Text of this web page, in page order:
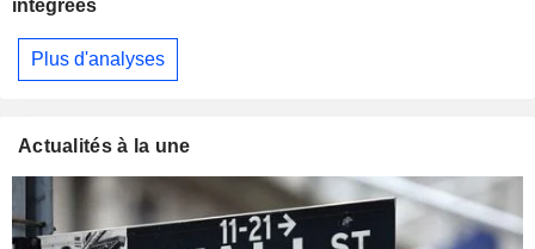
intégrées
Plus d'analyses
Actualités à la une